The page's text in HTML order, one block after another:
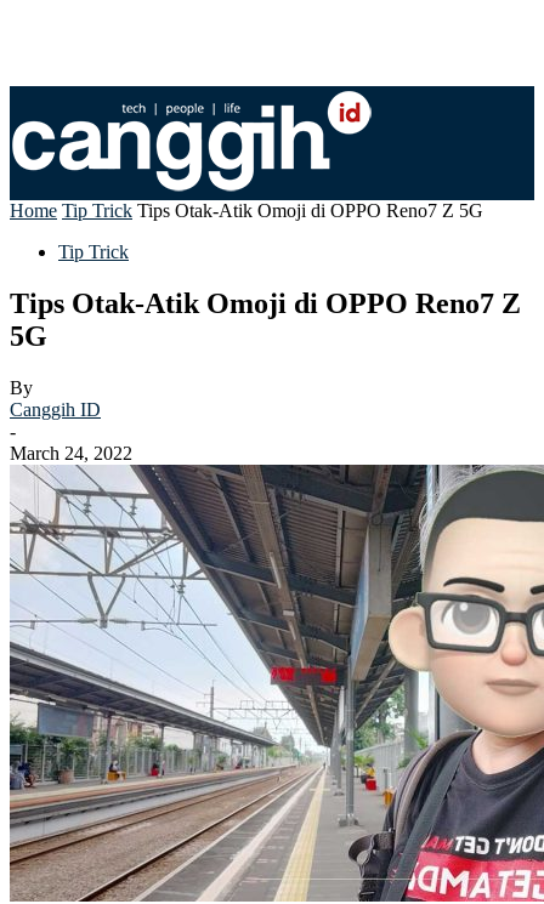
Home Tip Trick Tips Otak-Atik Omoji di OPPO Reno7 Z 5G
Tip Trick
Tips Otak-Atik Omoji di OPPO Reno7 Z
5G
By
Canggih ID
-
March 24, 2022